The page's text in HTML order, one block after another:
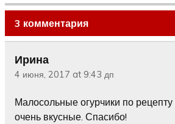
сыром огурцов
3 комментария
Ирина
4 июня, 2017 at 9:43 дп
Малосольные огурчики по
очень вкусные. Спасибо!